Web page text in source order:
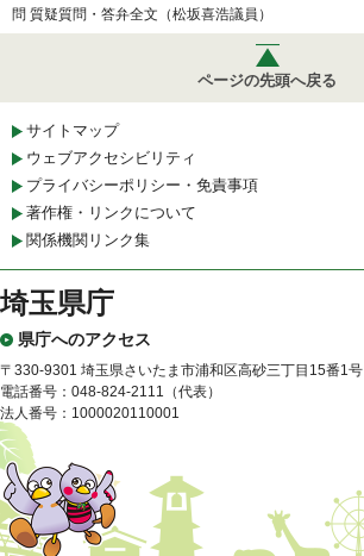
問 質疑質問・答弁全文（松坂喜浩議員）
ページの先頭へ戻る
サイトマップ
ウェブアクセシビリティ
プライバシーポリシー・免責事項
著作権・リンクについて
関係機関リンク集
埼玉県庁
県庁へのアクセス
〒330-9301 埼玉県さいたま市浦和区高砂三丁目15番1号
電話番号：048-824-2111（代表）
法人番号：1000020110001